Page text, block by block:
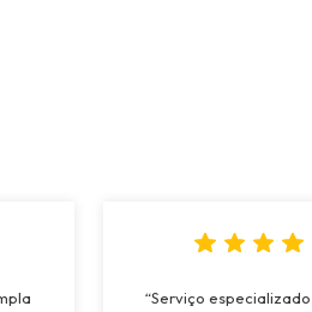
“Serviço